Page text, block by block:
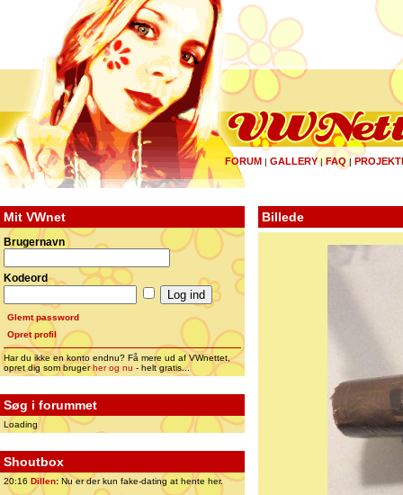
FORUM | GALLERY|FAQ |
Mit VWnet
Brugernavn
Kodeord
Glemt password
Opret profil
Har du ikke en konto endnu? Få mere ud af VWnettet,
opret dig som brugerher og nu - helt gratis...
Søg i forummet
Loading
Shoutbox
20:16 Dillen: Nu er der kun fake-dating at hente her.
Billede